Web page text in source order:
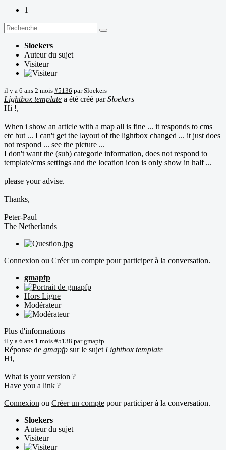
1
Sloekers
Auteur du sujet
Visiteur
il y a 6 ans 2 mois #5136 parSloekers
Lightbox template a été créé parSloekers
Hi !,
When i show an article with a map all is fine ... it responds to cms
etc but ... I can't get the layout of the lightbox changed ... it just does
not respond ... see the picture ...
I don't want the (sub) categorie information, does not respond to
template/cms settings and the location icon is only show in half ...
please your advise.
Thanks,
Peter-Paul
The Netherlands
Connexion ou Créer un compte pour participer à la conversation.
gmapfp
Hors Ligne
Modérateur
Plus d'informations
il y a 6 ans 1 mois #5138 pargmapfp
Réponse de gmapfp sur le sujet Lightbox template
Hi,
What is your version ?
Have you a link ?
Connexion ou Créer un compte pour participer à la conversation.
Sloekers
Auteur du sujet
Visiteur